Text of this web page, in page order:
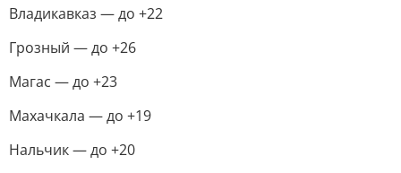
Владикавказ — до +22
Грозный — до +26
Магас — до +23
Махачкала — до +19
Нальчик — до +20